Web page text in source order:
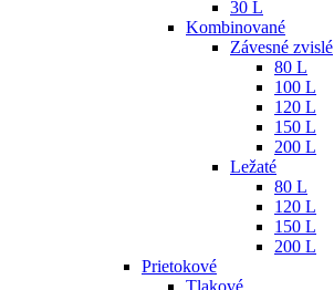
30 L
Kombinované
Závesné zvislé
80 L
100 L
120 L
150 L
200 L
Ležaté
80 L
120 L
150 L
200 L
Prietokové
Tlakové